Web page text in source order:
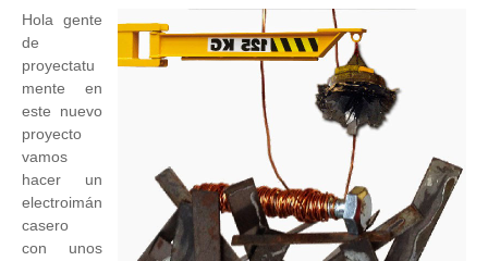
Hola gente
de
proyectatu
mente en
este nuevo
proyecto
vamos
hacer un
electroimán
casero
con unos